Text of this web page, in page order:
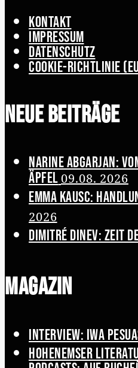
Kontakt
Impressum
Datenschutz
Cookie-Richtlinie
Neue Beiträge
Narine Abgarjan:
Äpfel 09.08. 2026
Emma Kausc:
2026
Dimitré Dinev: Zeit
Magazin
Interview: Iwa
Hohenemser